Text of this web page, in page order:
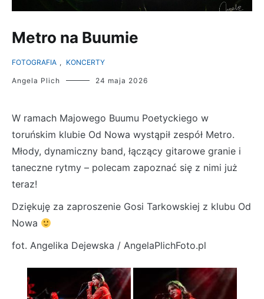
Metro na Buumie
FOTOGRAFIA , KONCERTY
Angela Plich 24 maja 2026
W ramach Majowego Buumu Poetyckiego w
toruńskim klubie Od Nowa wystąpił zespół Metro.
Młody, dynamiczny band, łączący gitarowe granie i
taneczne rytmy – polecam zapoznać się z nimi już
teraz!
Dziękuję za zaproszenie Gosi Tarkowskiej z klubu Od
Nowa
fot. Angelika Dejewska / AngelaPlichFoto.pl